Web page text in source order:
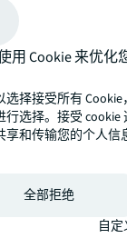
新概念店、鞋包品
均选址于德基广场。
业中，非正餐类新
奏快，更快出餐速
的餐饮体验，咖啡
品烘焙等业态新开
牌M stand二季度在
用 Cookie 来优化
选择接受所有
行选择。接受
享和传输您的个人信
全部拒绝
自